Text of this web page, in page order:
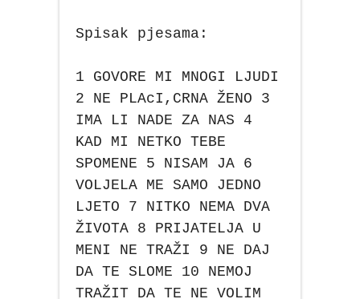
Spisak pjesama:
1 GOVORE MI MNOGI LJUDI
2 NE PLAcI,CRNA ŽENO 3
IMA LI NADE ZA NAS 4
KAD MI NETKO TEBE
SPOMENE 5 NISAM JA 6
VOLJELA ME SAMO JEDNO
LJETO 7 NITKO NEMA DVA
ŽIVOTA 8 PRIJATELJA U
MENI NE TRAŽI 9 NE DAJ
DA TE SLOME 10 NEMOJ
TRAŽIT DA TE NE VOLIM